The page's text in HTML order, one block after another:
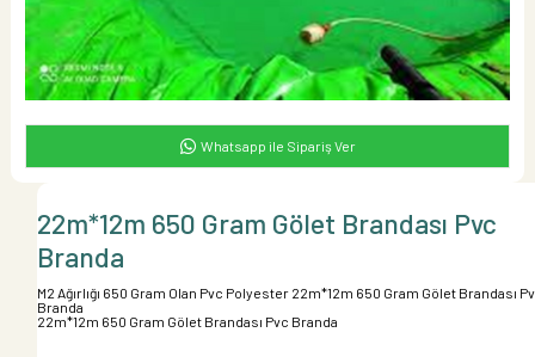
Whatsapp ile Sipariş Ver
22m*12m 650 Gram Gölet Brandası Pvc
Branda
M2 Ağırlığı 650 Gram Olan Pvc Polyester 22m*12m 650 Gram Gölet Brandası
Branda
22m*12m 650 Gram Gölet Brandası Pvc Branda